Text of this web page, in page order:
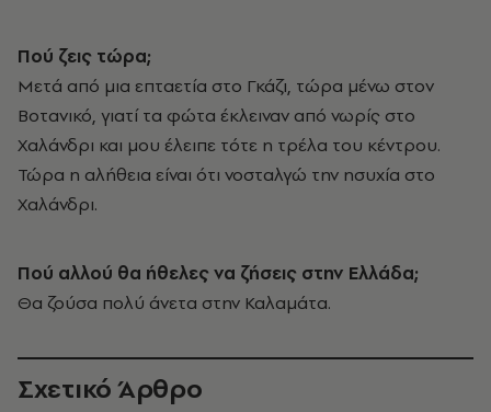
Πού ζεις τώρα;
Μετά από μια επταετία στο Γκάζι, τώρα μένω στον
Βοτανικό, γιατί τα φώτα έκλειναν από νωρίς στο
Χαλάνδρι και μου έλειπε τότε η τρέλα του κέντρου.
Τώρα η αλήθεια είναι ότι νοσταλγώ την ησυχία στο
Χαλάνδρι.
Πού αλλού θα ήθελες να ζήσεις στην Ελλάδα;
Θα ζούσα πολύ άνετα στην Καλαμάτα.
Σχετικό Άρθρο